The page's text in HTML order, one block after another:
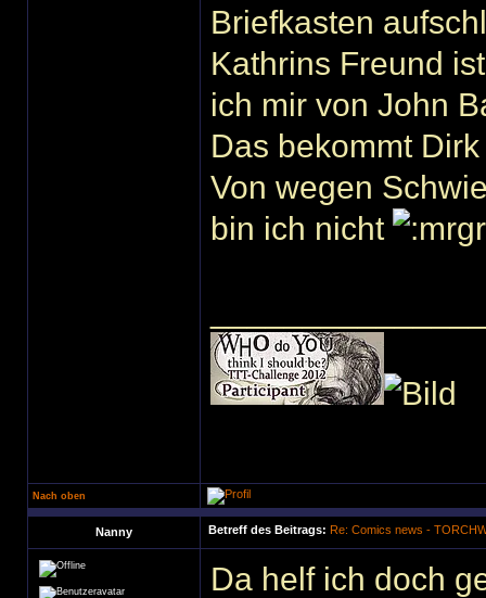
Briefkasten
Kathrins Freund
ich mir von John
Das bekommt
Von wegen
bin ich nicht
Nach oben
Nanny Betreff des Beitrags: Re: Comics news -
Da helf ich doch